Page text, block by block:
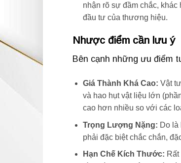
nhận rõ sự đầm chắc,
đầu tư của thương hiệu.
Nhược điểm cần lưu ý
Bên cạnh những ưu điểm
Giá Thành Khá Cao: Vật
và hao hụt vật liệu lớn
cao hơn nhiều so với các
Trọng Lượng Nặng: Do là
phải đặc biệt chắc chắn,
Hạn Chế Kích Thước: